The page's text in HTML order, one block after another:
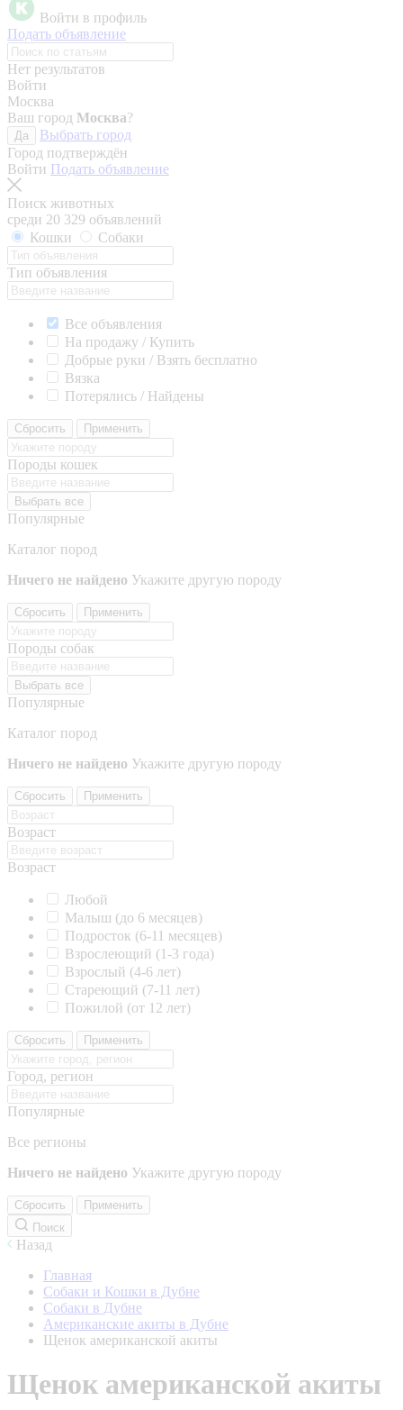
Войти в профиль
Подать объявление
Нет результатов
Войти
Москва
Ваш город Москва?
Да
Выбрать город
Город подтверждён
Войти Подать объявление
Поиск животных
среди 20 329 объявлений
Кошки
Собаки
Тип объявления
Все объявления
На продажу / Купить
Добрые руки / Взять бесплатно
Вязка
Потерялись / Найдены
Сбросить Применить
Породы кошек
Выбрать все
Популярные
Каталог пород
Ничего не найдено Укажите другую породу
Сбросить Применить
Породы собак
Выбрать все
Популярные
Каталог пород
Ничего не найдено Укажите другую породу
Сбросить Применить
Возраст
Возраст
Любой
Малыш (до 6 месяцев)
Подросток (6-11 месяцев)
Взрослеющий (1-3 года)
Взрослый (4-6 лет)
Стареющий (7-11 лет)
Пожилой (от 12 лет)
Сбросить Применить
Город, регион
Популярные
Все регионы
Ничего не найдено Укажите другую породу
Сбросить
Применить
Поиск
Назад
Главная
Собаки и Кошки в Дубне
Собаки в Дубне
Американские акиты в Дубне
Щенок американской акиты
Щенок американской акиты